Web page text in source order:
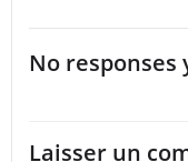
No responses
Laisser un